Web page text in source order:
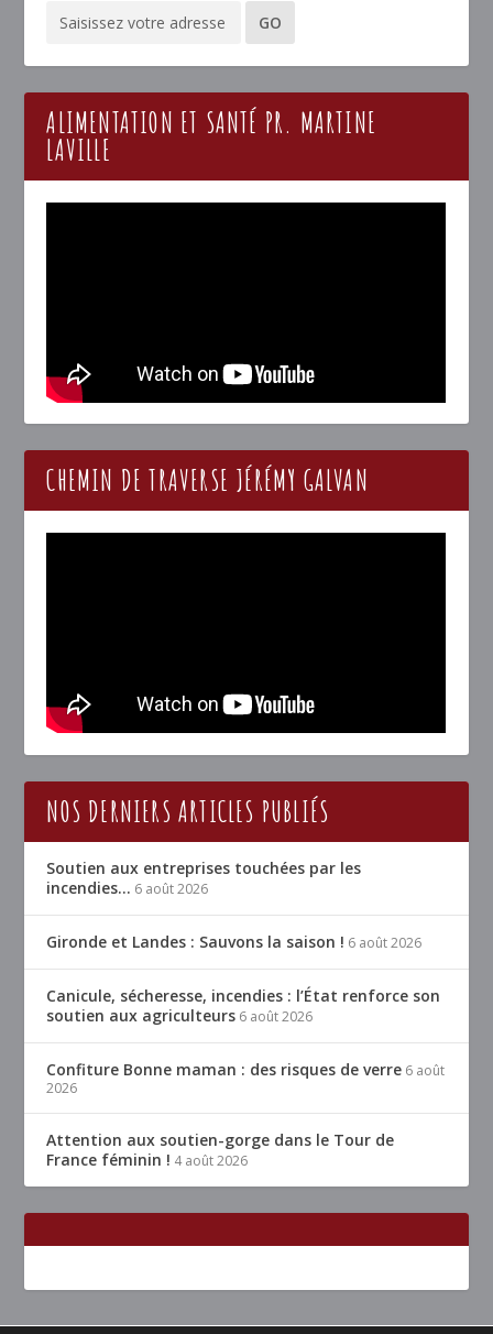
ALIMENTATION ET SANTÉ PR. MARTINE
LAVILLE
CHEMIN DE TRAVERSE JÉRÉMY GALVAN
NOS DERNIERS ARTICLES PUBLIÉS
Soutien aux entreprises touchées par les
incendies… 6 août 2026
Gironde et Landes : Sauvons la saison ! 6 août 2026
Canicule, sécheresse, incendies : l’État renforce son
soutien aux agriculteurs 6 août 2026
Confiture Bonne maman : des risques de verre 6 août
2026
Attention aux soutien-gorge dans le Tour de
France féminin ! 4 août 2026